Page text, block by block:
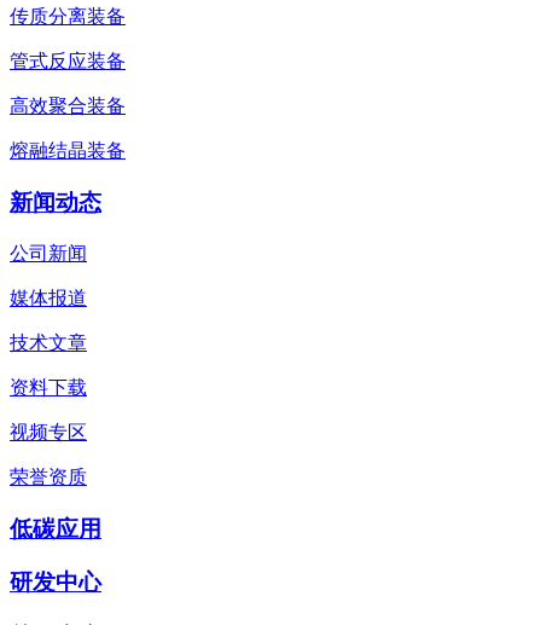
传质分离装备
管式反应装备
高效聚合装备
熔融结晶装备
新闻动态
公司新闻
媒体报道
技术文章
资料下载
视频专区
荣誉资质
低碳应用
研发中心